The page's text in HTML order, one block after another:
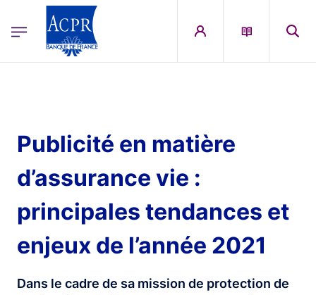
ACPR Menu Principal (French)
Publicité en matière
d’assurance vie :
principales tendances et
enjeux de l’année 2021
Dans le cadre de sa mission de protection de